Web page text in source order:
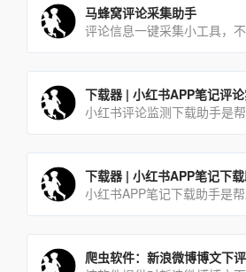
马蜂窝评论采集助手
下载器 | 小红书APP笔记评
下载器 | 小红书APP笔记下
爬虫软件：新浪微博博文下